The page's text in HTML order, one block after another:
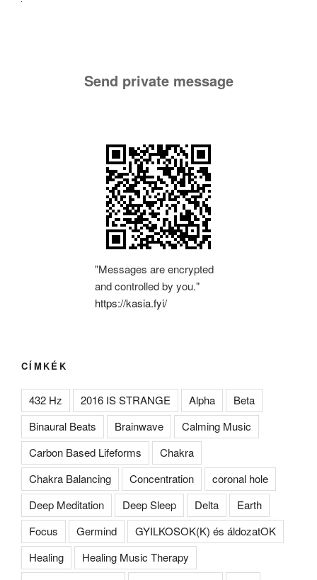
Send private message
"Messages are encrypted
and controlled by you."
https://kasia.fyi/
CÍMKÉK
432 Hz 2016 IS STRANGE Alpha
Beta
Binaural Beats
Brainwave
Calming Music
Carbon Based Lifeforms
Chakra
Chakra Balancing
Concentration
coronal hole
Deep Meditation
Deep Sleep Delta
Earth
Focus
Germind
GYILKOSOK(K) és áldozatOK
Healing
Healing Music Therapy